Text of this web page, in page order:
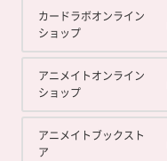
カードラボオンライン
ショップ
アニメイトオンライン
ショップ
アニメイトブックスト
ア